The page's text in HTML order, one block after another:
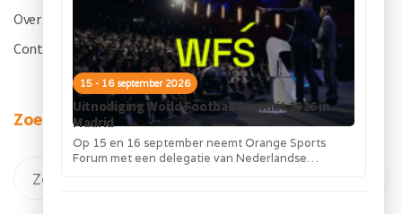
15 - 16 september 2026
Uitnodiging World Football Summit 2026 in
Madrid
Op 15 en 16 september neemt Orange Sports
Forum met een delegatie van Nederlandse
Over OSF
Contact
Zoeken